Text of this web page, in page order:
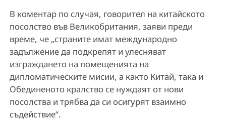
В коментар по случая, говорител на китайското
посолство във Великобритания, заяви преди
време, че „страните имат международно
задължение да подкрепят и улесняват
изграждането на помещенията на
дипломатическите мисии, а както Китай, така и
Обединеното кралство се нуждаят от нови
посолства и трябва да си осигурят взаимно
съдействие“.